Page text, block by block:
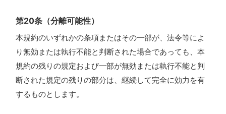
第20条（分離可能性）
本規約のいずれかの条項またはその一部が、法令等によ
り無効または執行不能と判断された場合であっても、本
規約の残りの規定および一部が無効または執行不能と判
断された規定の残りの部分は、継続して完全に効力を有
するものとします。